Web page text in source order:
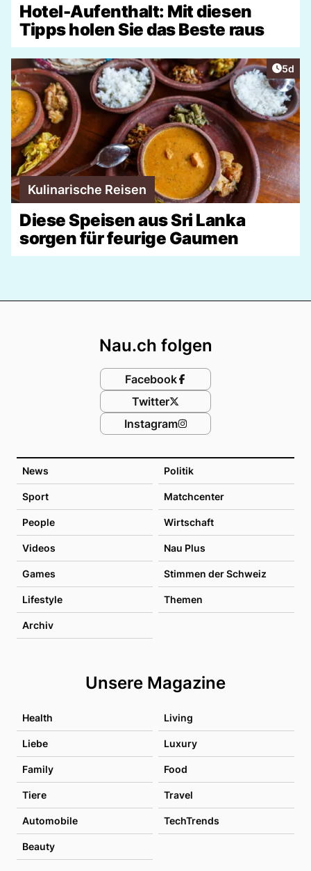
Hotel-Aufenthalt: Mit diesen
Tipps holen Sie das Beste raus
5d
Kulinarische Reisen
Diese Speisen aus Sri Lanka
sorgen für feurige Gaumen
News Politik
Sport Matchcenter
People Wirtschaft
Videos Nau Plus
Games Stimmen der Schweiz
Lifestyle Themen
Archiv
Unsere Magazine
Health Living
Liebe Luxury
Family Food
Tiere Travel
Automobile TechTrends
Beauty
Nau.ch folgen
Facebook
Twitter
Instagram